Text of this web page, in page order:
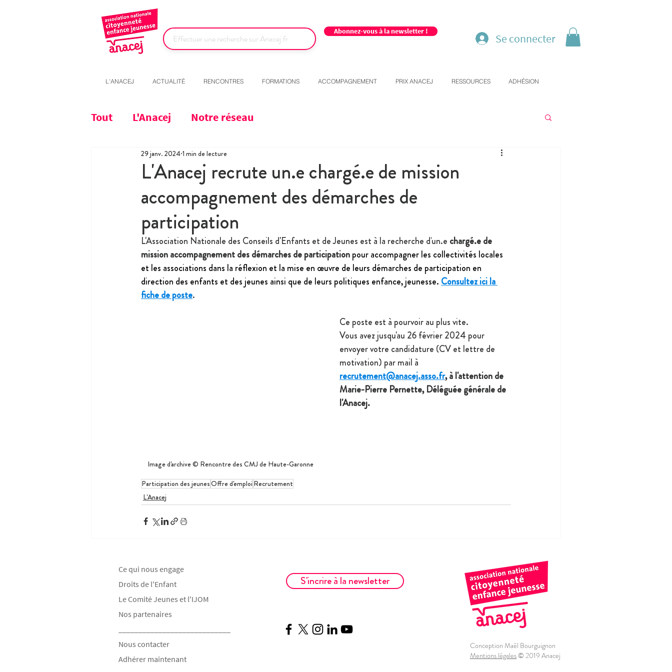
Abonnez-vous à la newsletter !
Se connecter
L'ANACEJ ACTUALITÉ RENCONTRES FORMATIONS ACCOMPAGNEMENT PRIX ANACEJ RESSOURCES ADHÉSION
Tout L'Anacej Notre réseau
L'Anacej recrute un.e chargé.e de mission
accompagnement des démarches de
participation
29 janv. 2024 1 min de lecture
L'Association Nationale des Conseils d'Enfants et de Jeunes est à la recherche d'un.e chargé.e de
mission accompagnement des démarches de participationpour accompagner les collectivités locales
et les associations dans la réflexion et la mise en œuvre de leurs démarches de participation en
direction des enfants et des jeunes ainsi que de leurs politiques enfance, jeunesse.Consultez ici la
fiche de poste.
Image d'archive © Rencontre des CMJ de Haute-Garonne
Ce poste est à pourvoir au plus vite.
Vous avez jusqu'au 26 février 2024 pour
envoyer votre candidature (CV et lettre de
motivation) par mail à
recrutement@anacej.asso.fr, à l'attention de
Marie-Pierre Pernette, Déléguée générale de
l'Anacej.
Participation des jeunesOffre d'emploi Recrutement
L'Anacej
Ce qui nous engage
Droits de l'Enfant
Le Comité Jeunes et l'IJOM
Nos partenaires
Nous contacter
Adhérer maintenant
S'incrire à la newsletter
Conception Maël Bourguignon
Mentions légales© 2019 Anacej